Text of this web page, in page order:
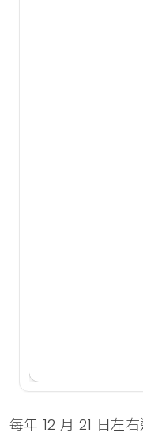
每年 12 月 21 日左